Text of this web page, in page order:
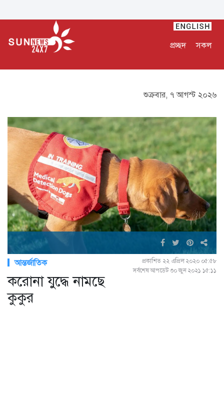
প্রচ্ছদ সকল
শুক্রবার, ৭ আগস্ট ২০২৬
আন্তর্জাতিক
প্রকাশিত ২২ এপ্রিল ২০২০ ০৫:৫৮
সর্বশেষ আপডেট ৩০ জুন ২০২১ ১৫:১১
করোনা যুদ্ধে নামছে
কুকুর